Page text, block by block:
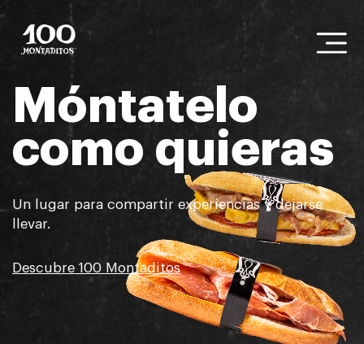
Móntatelo
como quieras
Un lugar para compartir experiencias y dejarse
llevar.
Descubre 100 Montaditos